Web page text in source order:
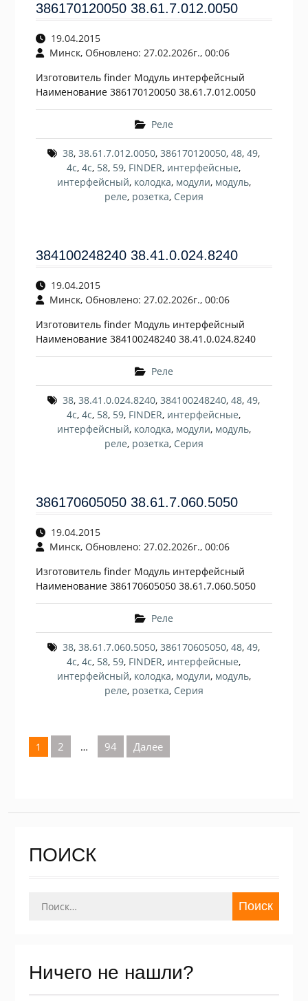
386170120050 38.61.7.012.0050
19.04.2015
Минск, Обновлено: 27.02.2026г., 00:06
Изготовитель finder Модуль интерфейсный
Наименование 386170120050 38.61.7.012.0050
Реле
38,38.61.7.012.0050,386170120050,48,49,
4c,4с, 58, 59, FINDER, интерфейсные,
интерфейсный, колодка, модули, модуль,
реле, розетка, Серия
384100248240 38.41.0.024.8240
19.04.2015
Минск, Обновлено: 27.02.2026г., 00:06
Изготовитель finder Модуль интерфейсный
Наименование 384100248240 38.41.0.024.8240
Реле
38,38.41.0.024.8240,384100248240,48,49,
4c,4с, 58, 59, FINDER, интерфейсные,
интерфейсный, колодка, модули, модуль,
реле, розетка, Серия
386170605050 38.61.7.060.5050
19.04.2015
Минск, Обновлено: 27.02.2026г., 00:06
Изготовитель finder Модуль интерфейсный
Наименование 386170605050 38.61.7.060.5050
Реле
38,38.61.7.060.5050,386170605050,48,49,
4c,4с, 58, 59, FINDER, интерфейсные,
интерфейсный, колодка, модули, модуль,
реле, розетка, Серия
записей
1 2 … 94 Далее
ПОИСК
Ничего не нашли?